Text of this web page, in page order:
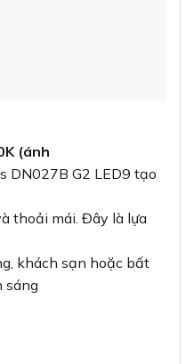
(ánh
DN027B G2 LED9 tạo
thoải mái. Đây là lựa
khách sạn hoặc bất
sáng